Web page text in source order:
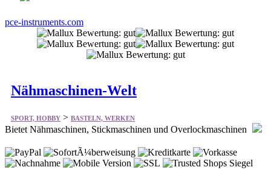
pce-instruments.com
Nähmaschinen-Welt
SPORT, HOBBY > BASTELN, WERKEN
Bietet Nähmaschinen, Stickmaschinen und Overlockmaschinen